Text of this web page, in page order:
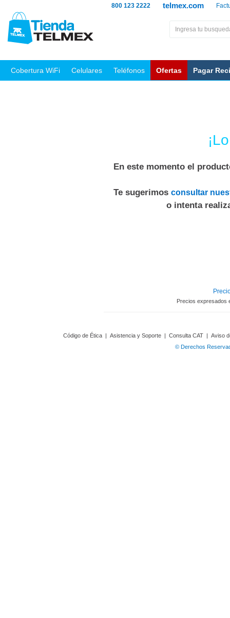
telmex.com
800 123 2222
Cobertura WiFi Celulares Teléfonos Ofertas Pagar
En este momento el
Te sugerimos consultar
o intenta
Precios expresados
Código de Ética | Asistencia y Soporte | Consulta CAT | Aviso
© Derechos